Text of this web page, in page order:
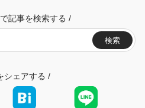
記事を検索する /
検索
シェアする /